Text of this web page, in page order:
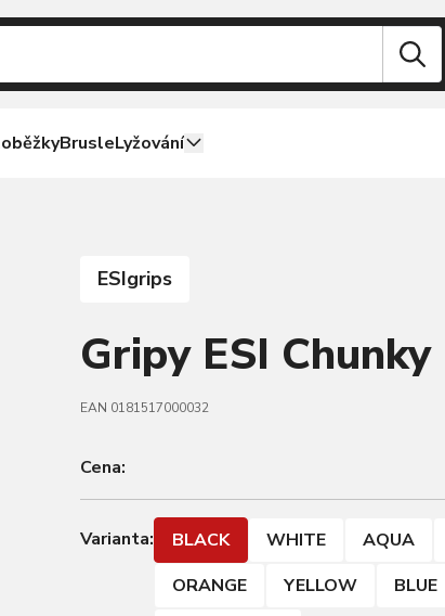
BrusleLyžování
ESIgrips
Gripy ESI Chunky
EAN 0181517000032
Cena:
Varianta: BLACK WHITE AQUA
ORANGE
YELLOW BLUE